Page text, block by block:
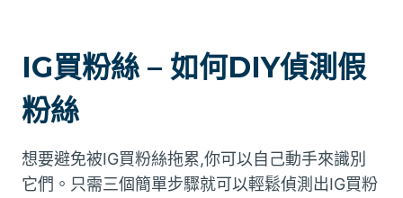
IG買粉絲 – 如何DIY偵測假
粉絲
想要避免被IG買粉絲拖累,你可以自己動手來識別
它們。只需三個簡單步驟就可以輕鬆偵測出IG買粉